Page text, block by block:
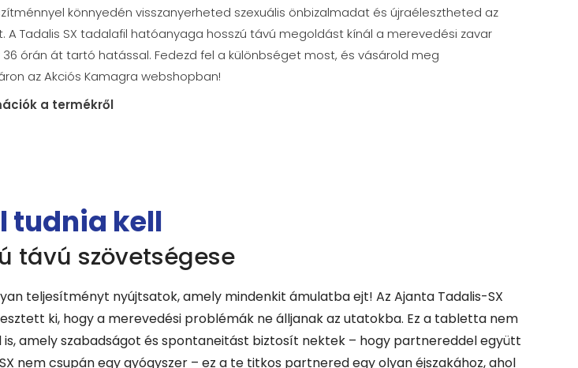
könnyedén visszanyerheted szexuális önbizalmadat és újraélesztheted az
A Tadalis SX tadalafil hatóanyaga hosszú távú megoldást kínál a merevedési zavar
36 órán át tartó hatással. Fedezd fel a különbséget most, és vásárold meg
az Akciós Kamagra webshopban!
a termékről
tudnia kell
távú szövetségese
teljesítményt nyújtsatok, amely mindenkit ámulatba ejt! Az Ajanta Tadalis-SX
ki, hogy a merevedési problémák ne álljanak az utatokba. Ez a tabletta nem
amely szabadságot és spontaneitást biztosít nektek – hogy partnereddel együtt
nem csupán egy gyógyszer – ez a te titkos partnered egy olyan éjszakához, ahol